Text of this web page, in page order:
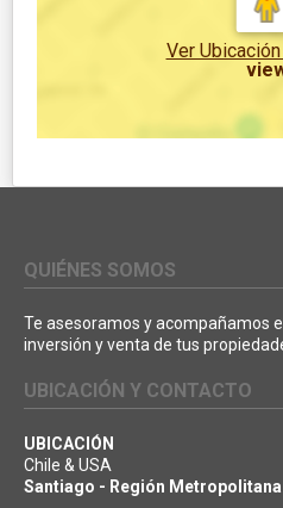
Ver Ubicación
QUIÉNES SOMOS
Te asesoramos y acompañamos
inversión y venta de tus
UBICACIÓN Y CONTACTO
UBICACIÓN
Chile & USA
Santiago - Región